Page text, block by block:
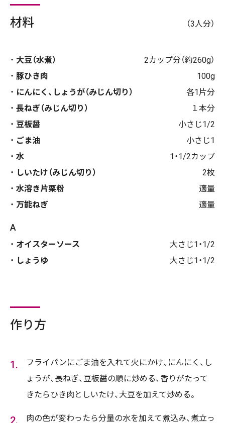
材料 （3人分）
大豆（水煮）
2カップ分（約260g）
豚ひき肉
100g
にんにく、しょうが（みじん切り）
各1片分
長ねぎ（みじん切り）
１本分
豆板醤
小さじ1/2
ごま油
小さじ1
水
1・1/2カップ
しいたけ（みじん切り）
2枚
水溶き片栗粉
適量
万能ねぎ
適量
A
オイスターソース
大さじ1・1/2
しょうゆ
大さじ1・1/2
作り方
フライパンにごま油を入れて火にかけ、にんにく、し
ょうが、長ねぎ、豆板醤の順に炒める、香りがたって
きたらひき肉としいたけ、大豆を加えて炒める。
肉の色が変わったら分量の水を加えて煮込み、煮立っ